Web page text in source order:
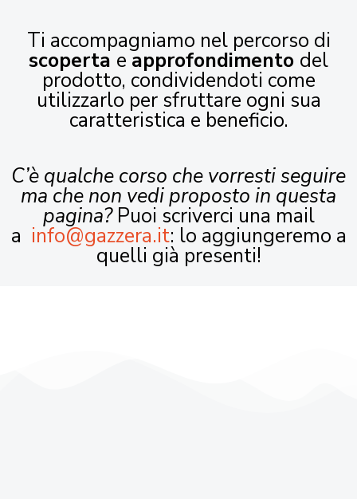
Ti accompagniamo nel percorso di
scoperta e approfondimento del
prodotto, condividendoti come
utilizzarlo per sfruttare ogni sua
caratteristica e beneficio.
C’è qualche corso che vorresti seguire
ma che non vedi proposto in questa
pagina?Puoi scriverci una mail
a info@gazzera.it: lo aggiungeremo a
quelli già presenti!